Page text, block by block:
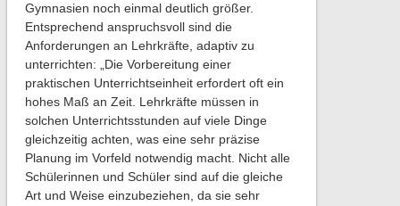
Gymnasien noch einmal deutlich größer.
Entsprechend anspruchsvoll sind die
Anforderungen an Lehrkräfte, adaptiv zu
unterrichten: „Die Vorbereitung einer
praktischen Unterrichtseinheit erfordert oft ein
hohes Maß an Zeit. Lehrkräfte müssen in
solchen Unterrichtsstunden auf viele Dinge
gleichzeitig achten, was eine sehr präzise
Planung im Vorfeld notwendig macht. Nicht alle
Schülerinnen und Schüler sind auf die gleiche
Art und Weise einzubeziehen, da sie sehr